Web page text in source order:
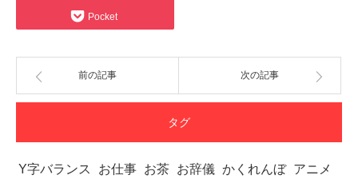
Pocket
前の記事 次の記事
タグ
Y字バランス お仕事 お茶 お辞儀 かくれんぼ アニメ